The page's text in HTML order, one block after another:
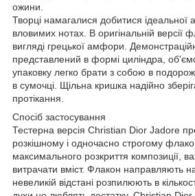
ожини.
Творці намагалися добитися
вловимих нотах. В оригінальній версії
вигляді грецької амфори.
представлений в формі циліндра,
упаковку легко брати з собою в
в сумочці. Щільна кришка надійно
протікання.
Спосіб застосування
Тестерна версія Christian Dior Jadore
розкішному і одночасно строгому
максимального розкриття композиції,
витрачати вміст. Флакон направляють
невеликій відстані розпилюють в